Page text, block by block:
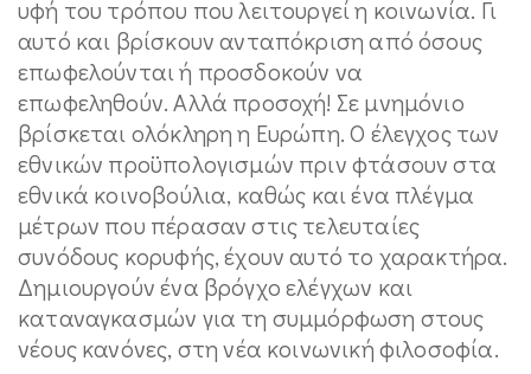
υφή του τρόπου που λειτουργεί η κοινωνία. Γι
αυτό και βρίσκουν ανταπόκριση από όσους
επωφελούνται ή προσδοκούν να
επωφεληθούν. Αλλά προσοχή! Σε μνημόνιο
βρίσκεται ολόκληρη η Ευρώπη. Ο έλεγχος των
εθνικών προϋπολογισμών πριν φτάσουν στα
εθνικά κοινοβούλια, καθώς και ένα πλέγμα
μέτρων που πέρασαν στις τελευταίες
συνόδους κορυφής, έχουν αυτό το χαρακτήρα.
Δημιουργούν ένα βρόγχο ελέγχων και
καταναγκασμών για τη συμμόρφωση στους
νέους κανόνες, στη νέα κοινωνική φιλοσοφία.